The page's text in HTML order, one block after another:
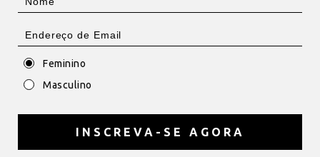
Feminino
Masculino
INSCREVA-SE AGORA